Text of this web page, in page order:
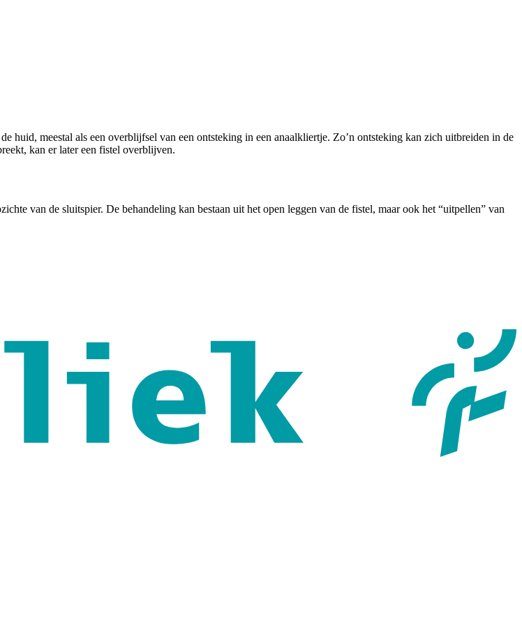
huid, meestal als een overblijfsel van een ontsteking in een anaalkliertje. Zo’n ontsteking kan zich uitbreiden in de
kan er later een fistel overblijven.
van de sluitspier. De behandeling kan bestaan uit het open leggen van de fistel, maar ook het “uitpellen” van